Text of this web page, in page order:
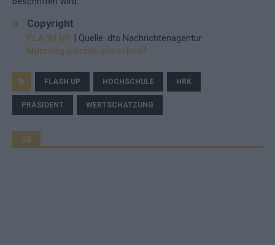
Copyright
FLASH UP | Quelle: dts Nachrichtenagentur
Nutzungsrechte erwerben?
FLASH UP HOCHSCHULE HRK
PRÄSIDENT WERTSCHÄTZUNG
AD